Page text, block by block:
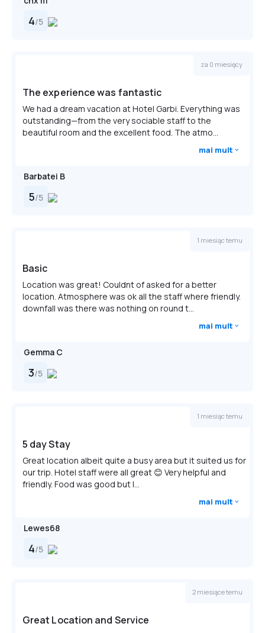
4/5
Barbatei B
5/5
za 0 miesięcy
The experience was fantastic
We had a dream vacation at Hotel Garbi. Everything was
outstanding—from the very sociable staff to the
beautiful room and the excellent food. The atmo...
mai mult
Gemma C
3/5
1 miesiąc temu
Basic
Location was great! Couldnt of asked for a better
location. Atmosphere was ok all the staff where friendly.
downfall was there was nothing on round t...
mai mult
Lewes68
4/5
1 miesiąc temu
5 day Stay
Great location albeit quite a busy area but it suited us for
our trip. Hotel staff were all great 😊 Very helpful and
friendly. Food was good but l...
mai mult
2 miesiące temu
Great Location and Service